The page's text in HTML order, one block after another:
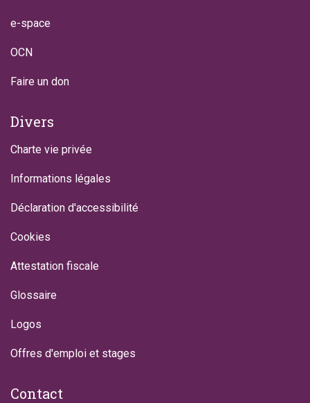
e-space
OCN
Faire un don
Divers
Charte vie privée
Informations légales
Déclaration d'accessibilité
Cookies
Attestation fiscale
Glossaire
Logos
Offres d'emploi et stages
Contact